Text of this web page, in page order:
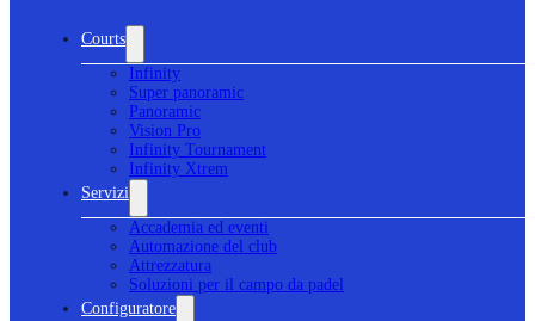
Courts
Infinity
Super panoramic
Panoramic
Vision Pro
Infinity Tournament
Infinity Xtrem
Servizi
Accademia ed eventi
Automazione del club
Attrezzatura
Soluzioni per il campo da padel
Configuratore